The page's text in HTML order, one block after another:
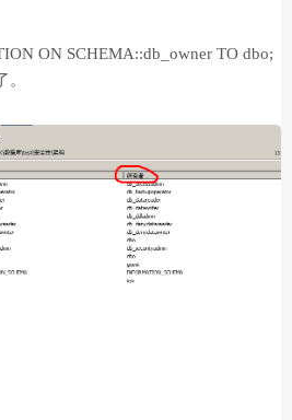
ON SCHEMA::db_owner TO dbo;